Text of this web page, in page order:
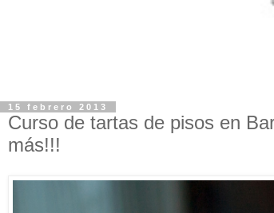
15 febrero 2013
Curso de tartas de pisos en
más!!!